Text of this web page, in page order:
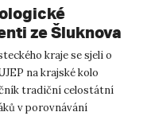
ze Šluknova
kraje se sjeli o
na krajské kolo
tradiční celostátní
v porovnávání